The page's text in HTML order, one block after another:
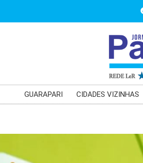
GUARAPARI CIDADES VIZINHAS